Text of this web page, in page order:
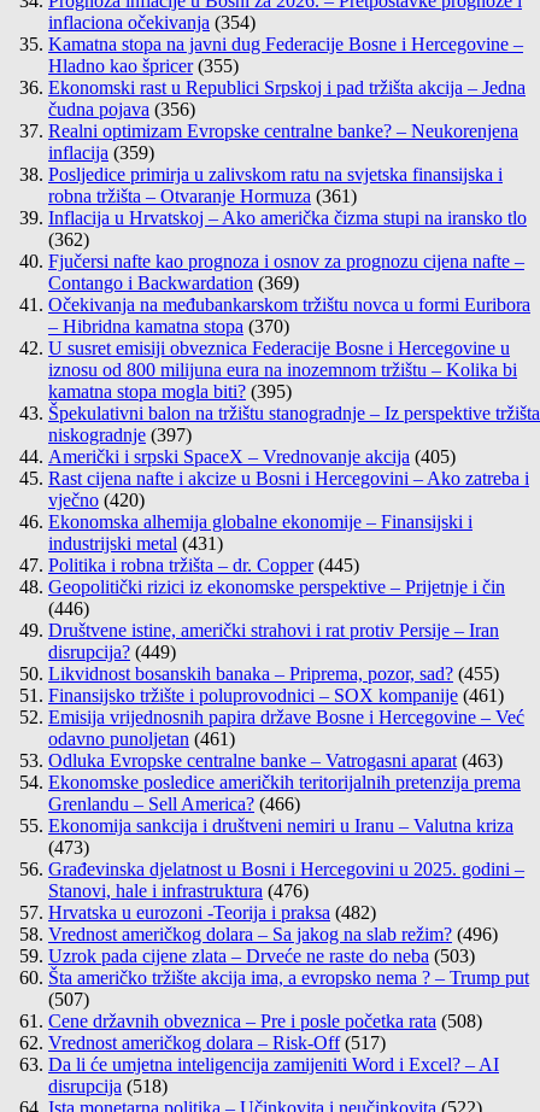
inflaciona očekivanja (354)
Kamatna stopa na javni dug Federacije Bosne i Hercegovine –
Hladno kao špricer (355)
Ekonomski rast u Republici Srpskoj i pad tržišta akcija – Jedna
čudna pojava (356)
Realni optimizam Evropske centralne banke? – Neukorenjena
inflacija (359)
Posljedice primirja u zalivskom ratu na svjetska finansijska i
robna tržišta – Otvaranje Hormuza (361)
Inflacija u Hrvatskoj – Ako američka čizma stupi na iransko tlo
(362)
Fjučersi nafte kao prognoza i osnov za prognozu cijena nafte –
Contango i Backwardation (369)
Očekivanja na međubankarskom tržištu novca u formi Euribora
– Hibridna kamatna stopa (370)
U susret emisiji obveznica Federacije Bosne i Hercegovine u
iznosu od 800 milijuna eura na inozemnom tržištu – Kolika bi
kamatna stopa mogla biti? (395)
Špekulativni balon na tržištu stanogradnje – Iz perspektive tržišta
niskogradnje (397)
Američki i srpski SpaceX – Vrednovanje akcija (405)
Rast cijena nafte i akcize u Bosni i Hercegovini – Ako zatreba i
vječno (420)
Ekonomska alhemija globalne ekonomije – Finansijski i
industrijski metal (431)
Politika i robna tržišta – dr. Copper (445)
Geopolitički rizici iz ekonomske perspektive – Prijetnje i čin
(446)
Društvene istine, američki strahovi i rat protiv Persije – Iran
disrupcija? (449)
Likvidnost bosanskih banaka – Priprema, pozor, sad? (455)
Finansijsko tržište i poluprovodnici – SOX kompanije (461)
Emisija vrijednosnih papira države Bosne i Hercegovine – Već
odavno punoljetan (461)
Odluka Evropske centralne banke – Vatrogasni aparat (463)
Ekonomske posledice američkih teritorijalnih pretenzija prema
Grenlandu – Sell America? (466)
Ekonomija sankcija i društveni nemiri u Iranu – Valutna kriza
(473)
Građevinska djelatnost u Bosni i Hercegovini u 2025. godini –
Stanovi, hale i infrastruktura (476)
Hrvatska u eurozoni -Teorija i praksa (482)
Vrednost američkog dolara – Sa jakog na slab režim? (496)
Uzrok pada cijene zlata – Drveće ne raste do neba (503)
Šta američko tržište akcija ima, a evropsko nema ? – Trump put
(507)
Cene državnih obveznica – Pre i posle početka rata (508)
Vrednost američkog dolara – Risk-Off (517)
Da li će umjetna inteligencija zamijeniti Word i Excel? – AI
disrupcija (518)